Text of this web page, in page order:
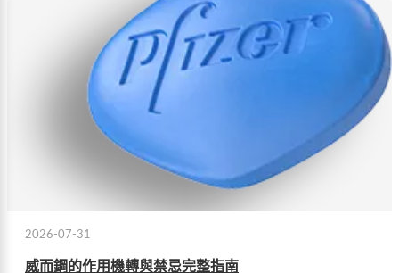
2026-07-31
威而鋼的作用機轉與禁忌完整指南